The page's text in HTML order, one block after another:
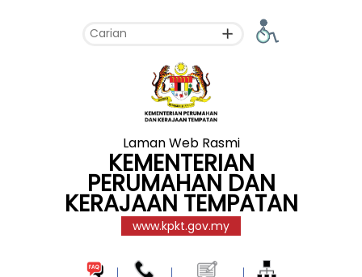
Laman Web Rasmi
KEMENTERIAN
PERUMAHAN DAN
KERAJAAN TEMPATAN
www.kpkt.gov.my